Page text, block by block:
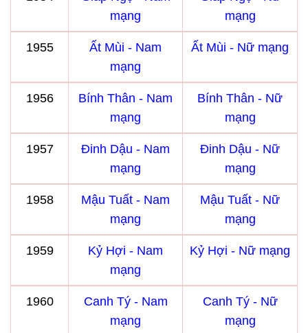
mạng
mạng
1955
Ất Mùi - Nam
mạng
Ất Mùi - Nữ mạng
1956
Bính Thân - Nam
mạng
Bính Thân - Nữ
mạng
1957
Đinh Dậu - Nam
mạng
Đinh Dậu - Nữ
mạng
1958
Mậu Tuất - Nam
mạng
Mậu Tuất - Nữ
mạng
1959
Kỷ Hợi - Nam
mạng
Kỷ Hợi - Nữ mạng
1960
Canh Tý - Nam
mạng
Canh Tý - Nữ
mạng